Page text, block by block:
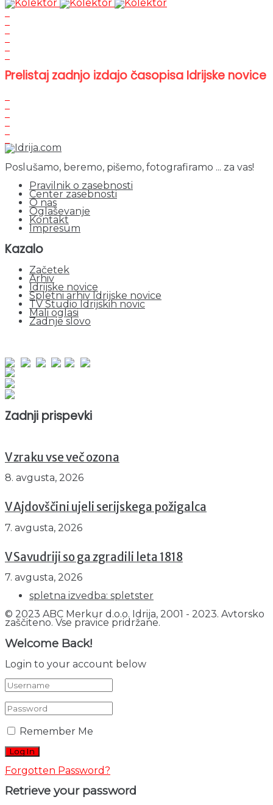
Prelistaj zadnjo izdajo časopisa Idrijske novice
Poslušamo, beremo, pišemo, fotografiramo ... za vas!
Pravilnik o zasebnosti
Center zasebnosti
O nas
Oglaševanje
Kontakt
Impresum
Kazalo
Začetek
Arhiv
Idrijske novice
Spletni arhiv Idrijske novice
TV Studio Idrijskih novic
Mali oglasi
Zadnje slovo
Zadnji prispevki
V zraku vse več ozona
8. avgusta, 2026
V Ajdovščini ujeli serijskega požigalca
7. avgusta, 2026
V Savudriji so ga zgradili leta 1818
7. avgusta, 2026
spletna izvedba: spletster
© 2023 ABC Merkur d.o.o. Idrija, 2001 - 2023. Avtorsko
zaščiteno. Vse pravice pridržane.
Welcome Back!
Login to your account below
Remember Me
Forgotten Password?
Retrieve your password